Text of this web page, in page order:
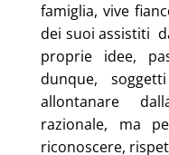
famiglia, vive
dei suoi assistiti
proprie idee,
dunque,
allontanare
razionale, ma
riconoscere,